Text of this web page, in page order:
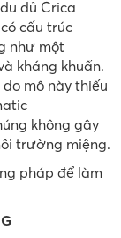
đủ Crica
cấu trúc
như một
kháng khuẩn.
mô này thiếu
không gây
trường miệng.
pháp để làm